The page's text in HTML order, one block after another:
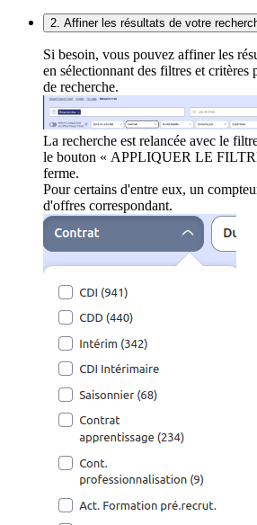
2. Affiner les résultats de votre
Si besoin, vous pouvez affiner les
en sélectionnant des filtres et critères
de recherche.
La recherche est relancée avec le
le bouton « APPLIQUER LE
ferme.
Pour certains d'entre eux, un
d'offres correspondant.